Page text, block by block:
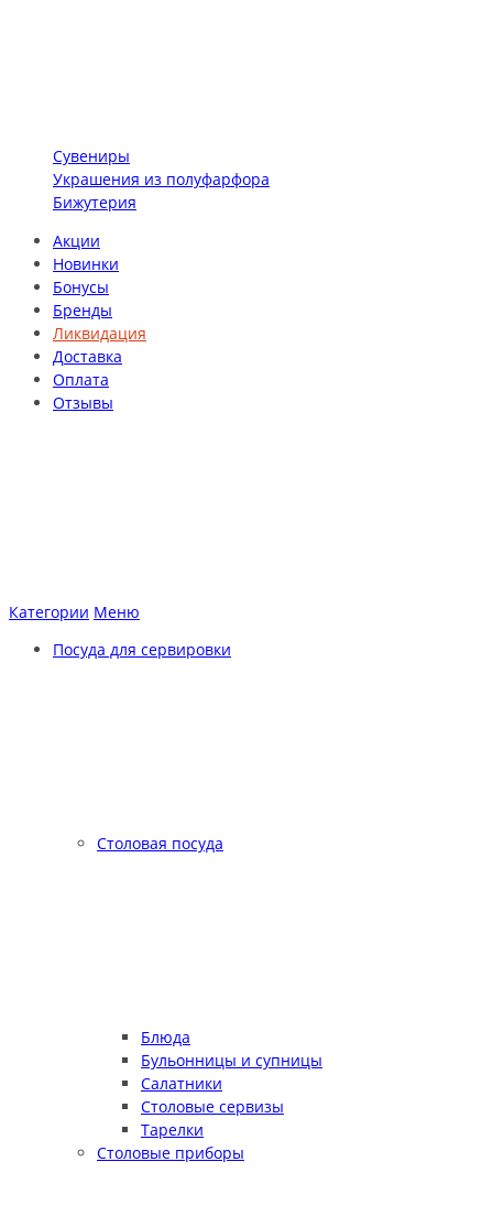
Сувениры
Украшения из полуфарфора
Бижутерия
Акции
Новинки
Бонусы
Бренды
Ликвидация
Доставка
Оплата
Отзывы
Категории Меню
Посуда для сервировки
Столовая посуда
Блюда
Бульонницы и супницы
Салатники
Столовые сервизы
Тарелки
Столовые приборы